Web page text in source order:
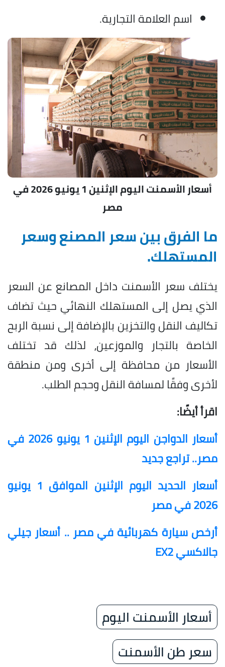
اسم العلامة التجارية.
أسعار الأسمنت اليوم الإثنين 1 يونيو 2026 في
مصر
ما الفرق بين سعر المصنع وسعر
المستهلك.
يختلف سعر الأسمنت داخل المصانع عن السعر
الذي يصل إلى المستهلك النهائي حيث تضاف
تكاليف النقل والتخزين بالإضافة إلى نسبة الربح
الخاصة بالتجار والموزعين، لذلك قد تختلف
الأسعار من محافظة إلى أخرى ومن منطقة
لأخرى وفقًا لمسافة النقل وحجم الطلب.
اقرأ أيضًا:
أسعار الدواجن اليوم الإثنين 1 يونيو 2026 في
مصر.. تراجع جديد
أسعار الحديد اليوم الإثنين الموافق 1 يونيو
2026 في مصر
أرخص سيارة كهربائية في مصر .. أسعار جيلي
جالاكسي EX2
أسعار الأسمنت اليوم
سعر طن الأسمنت